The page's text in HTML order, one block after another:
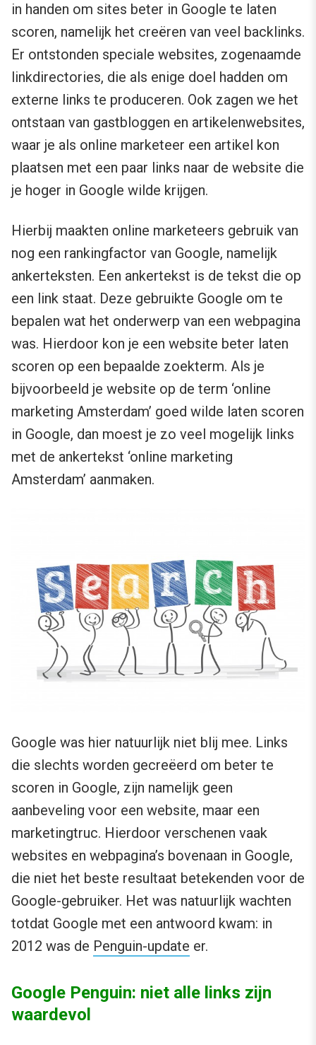
in handen om sites beter in Google te laten
scoren, namelijk het creëren van veel backlinks.
Er ontstonden speciale websites, zogenaamde
linkdirectories, die als enige doel hadden om
externe links te produceren. Ook zagen we het
ontstaan van gastbloggen en artikelenwebsites,
waar je als online marketeer een artikel kon
plaatsen met een paar links naar de website die
je hoger in Google wilde krijgen.
Hierbij maakten online marketeers gebruik van
nog een rankingfactor van Google, namelijk
ankerteksten. Een ankertekst is de tekst die op
een link staat. Deze gebruikte Google om te
bepalen wat het onderwerp van een webpagina
was. Hierdoor kon je een website beter laten
scoren op een bepaalde zoekterm. Als je
bijvoorbeeld je website op de term ‘online
marketing Amsterdam’ goed wilde laten scoren
in Google, dan moest je zo veel mogelijk links
met de ankertekst ‘online marketing
Amsterdam’ aanmaken.
Google was hier natuurlijk niet blij mee. Links
die slechts worden gecreëerd om beter te
scoren in Google, zijn namelijk geen
aanbeveling voor een website, maar een
marketingtruc. Hierdoor verschenen vaak
websites en webpagina’s bovenaan in Google,
die niet het beste resultaat betekenden voor de
Google-gebruiker. Het was natuurlijk wachten
totdat Google met een antwoord kwam: in
2012 was de Penguin-update er.
Google Penguin: niet alle links zijn
waardevol